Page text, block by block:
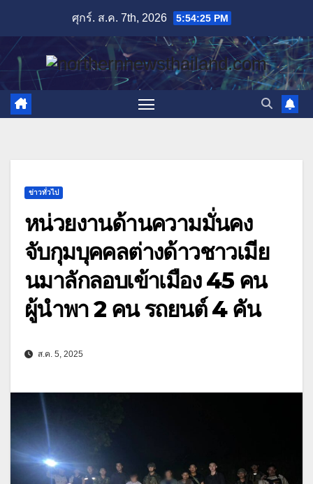
content
ศุกร์. ส.ค. 7th, 2026 5:54:26 PM
ข่าวทั่วไป
หน่วยงานด้านความมั่นคง
จับกุมบุคคลต่างด้าวชาวเมีย
นมาลักลอบเข้าเมือง 45 คน
ผู้นำพา 2 คน รถยนต์ 4 คัน
ส.ค. 5, 2025